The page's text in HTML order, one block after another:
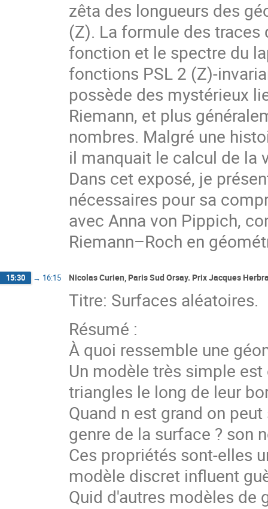
zêta des longueurs des
(Z). La formule des
fonction et le spectre du
fonctions PSL 2 (Z)-
possède des mystérieux
Riemann, et plus
nombres. Malgré une
il manquait le calcul de la
Dans cet exposé, je
nécessaires pour sa
avec Anna von Pippich,
Riemann–Roch en
15:30 → 16:15 Nicolas Curien, Paris Sud Orsay. Prix Jacques
Titre: Surfaces aléatoires.
Résumé :
À quoi ressemble une
Un modèle très simple
triangles le long de leur
Quand n est grand on
genre de la surface ? son
Ces propriétés sont-elles
modèle discret influent
Quid d'autres modèles de